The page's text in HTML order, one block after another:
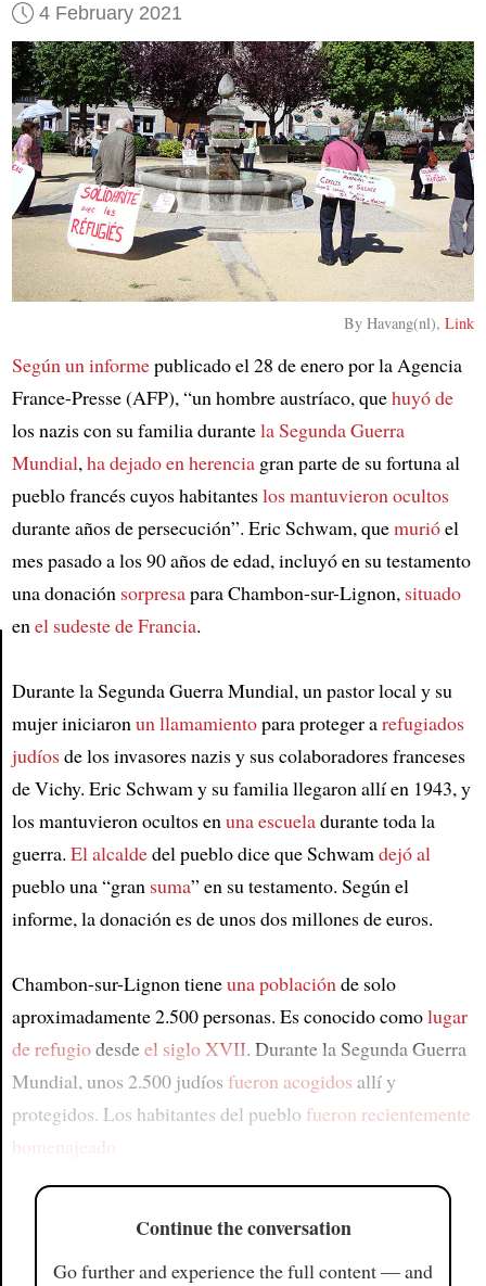
Article
4 February 2021
By Havang(nl),Link
Según un informepublicado el 28 de enero por la Agencia
France-Presse (AFP), “un hombre austríaco, quehuyó de
los nazis con su familia durantela Segunda Guerra
Mundial, ha dejado en herenciagran parte de su fortuna al
pueblo francés cuyos habitanteslos mantuvieron ocultos
durante años de persecución”. Eric Schwam, quemurióel
mes pasado a los 90 años de edad, incluyó en su testamento
una donación sorpresapara Chambon-sur-Lignon, situado
en el sudeste de Francia.
Durante la Segunda Guerra Mundial, un pastor local y su
mujer iniciaron un llamamientopara proteger arefugiados
judíosde los invasores nazis y sus colaboradores franceses
de Vichy. Eric Schwam y su familia llegaron allí en 1943, y
los mantuvieron ocultos en una escueladurante toda la
guerra. El alcaldedel pueblo dice que Schwam dejó al
pueblo una “gran suma” en su testamento. Según el
informe, la donación es de unos dos millones de euros.
Chambon-sur-Lignon tieneuna población de solo
aproximadamente 2.500 personas. Es conocido comolugar
de refugiodesdeel siglo XVII. Durante la Segunda Guerra
Mundial, unos 2.500 judíos fueron acogidos allí y
protegidos. Los habitantes del pueblo fueron recientemente
homenajeado
Continue the conversation
Go further and experience the full content — and